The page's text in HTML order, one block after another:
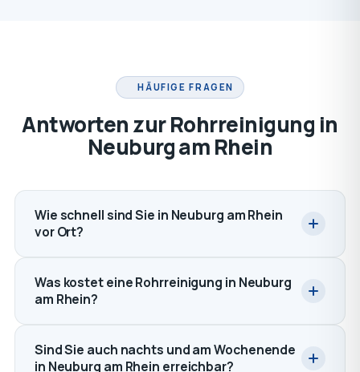
HÄUFIGE FRAGEN
Antworten zur Rohrreinigung in
Neuburg am Rhein
Wie schnell sind Sie in Neuburg am Rhein
vor Ort?
Was kostet eine Rohrreinigung in Neuburg
am Rhein?
Sind Sie auch nachts und am Wochenende
in Neuburg am Rhein erreichbar?